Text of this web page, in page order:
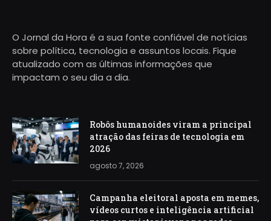
O Jornal da Hora é a sua fonte confiável de notícias
sobre política, tecnologia e assuntos locais. Fique
atualizado com as últimas informações que
impactam o seu dia a dia.
Robôs humanoides viram a principal
atração das feiras de tecnologia em
2026
agosto 7, 2026
Campanha eleitoral aposta em memes,
vídeos curtos e inteligência artificial